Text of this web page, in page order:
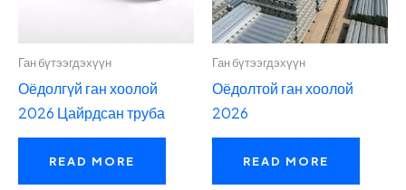
Ган бүтээгдэхүүн
Оёдолгүй ган хоолой
2026 Цайрдсан труба
READ MORE
Ган бүтээгдэхүүн
Оёдолтой ган хоолой
2026
READ MORE